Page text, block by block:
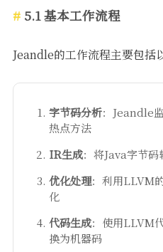
5.1 基本工作流程
Jeandle的工作流程主要包括
字节码分析：Jeandle
热点方法
IR生成：将Java字节
优化处理：利用LLVM
化
代码生成：使用LLVM
换为机器码